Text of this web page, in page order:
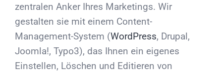
zentralen Anker Ihres Marketings. Wir
gestalten sie mit einem Content-
Management-System (WordPress, Drupal,
Joomla!, Typo3), das Ihnen ein eigenes
Einstellen, Löschen und Editieren von